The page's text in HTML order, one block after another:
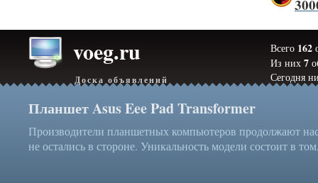
voeg.ru
Доска объявлений
Всего 162
Из них 7
Сегодня
Планшет Asus Eee Pad Transformer
Производители планшетных компьютеров продолжают
не остались в стороне. Уникальность модели состоит в